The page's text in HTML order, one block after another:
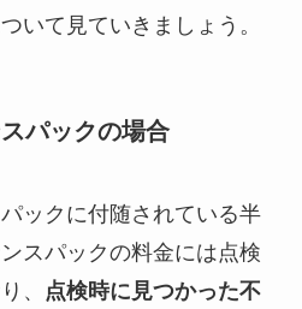
いて見ていきましょう。
パックの場合
ックに付随されている半
スパックの料金には点検
、
点検時に見つかった不